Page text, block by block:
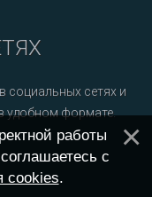
социальных сетях и
удобном формате.
работы
с
cookies.